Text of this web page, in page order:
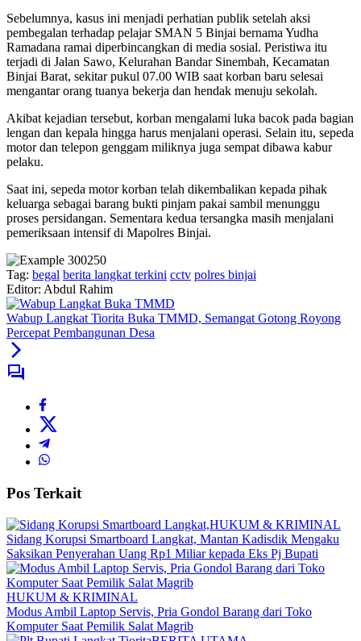
Sebelumnya, kasus ini menjadi perhatian publik setelah aksi
pembegalan terhadap pelajar SMAN 5 Binjai bernama Yudha
Ramadana ramai diperbincangkan di media sosial. Peristiwa itu
terjadi di Jalan Sawo, Kelurahan Bandar Sinembah, Kecamatan
Binjai Barat, sekitar pukul 07.00 WIB saat korban baru selesai
mengantar orang tuanya bekerja dan hendak menuju sekolah.
Akibat kejadian tersebut, korban mengalami luka bacok pada bagian
lengan dan kepala hingga harus menjalani operasi. Selain itu, sepeda
motor dan telepon genggam miliknya juga sempat dibawa kabur
pelaku.
Saat ini, sepeda motor korban telah dikembalikan kepada pihak
keluarga sebagai barang bukti pinjam pakai sambil menunggu
proses persidangan. Sementara kedua tersangka masih menjalani
pemeriksaan intensif di Mapolres Binjai.
Tag: begal berita langkat terkini cctv polres binjai
Editor: Abdul Rahim
Wabup Langkat Tiorita Buka TMMD, Semangat Gotong Royong
Percepat Pembangunan Desa
Pos Terkait
HUKUM & KRIMINAL
Sidang Korupsi Smartboard Langkat, Mantan Kadisdik Mengaku
Saksikan Penyerahan Uang Rp1 Miliar kepada Eks Pj Bupati
HUKUM & KRIMINAL
Modus Ambil Laptop Servis, Pria Gondol Barang dari Toko
Komputer Saat Pemilik Salat Magrib